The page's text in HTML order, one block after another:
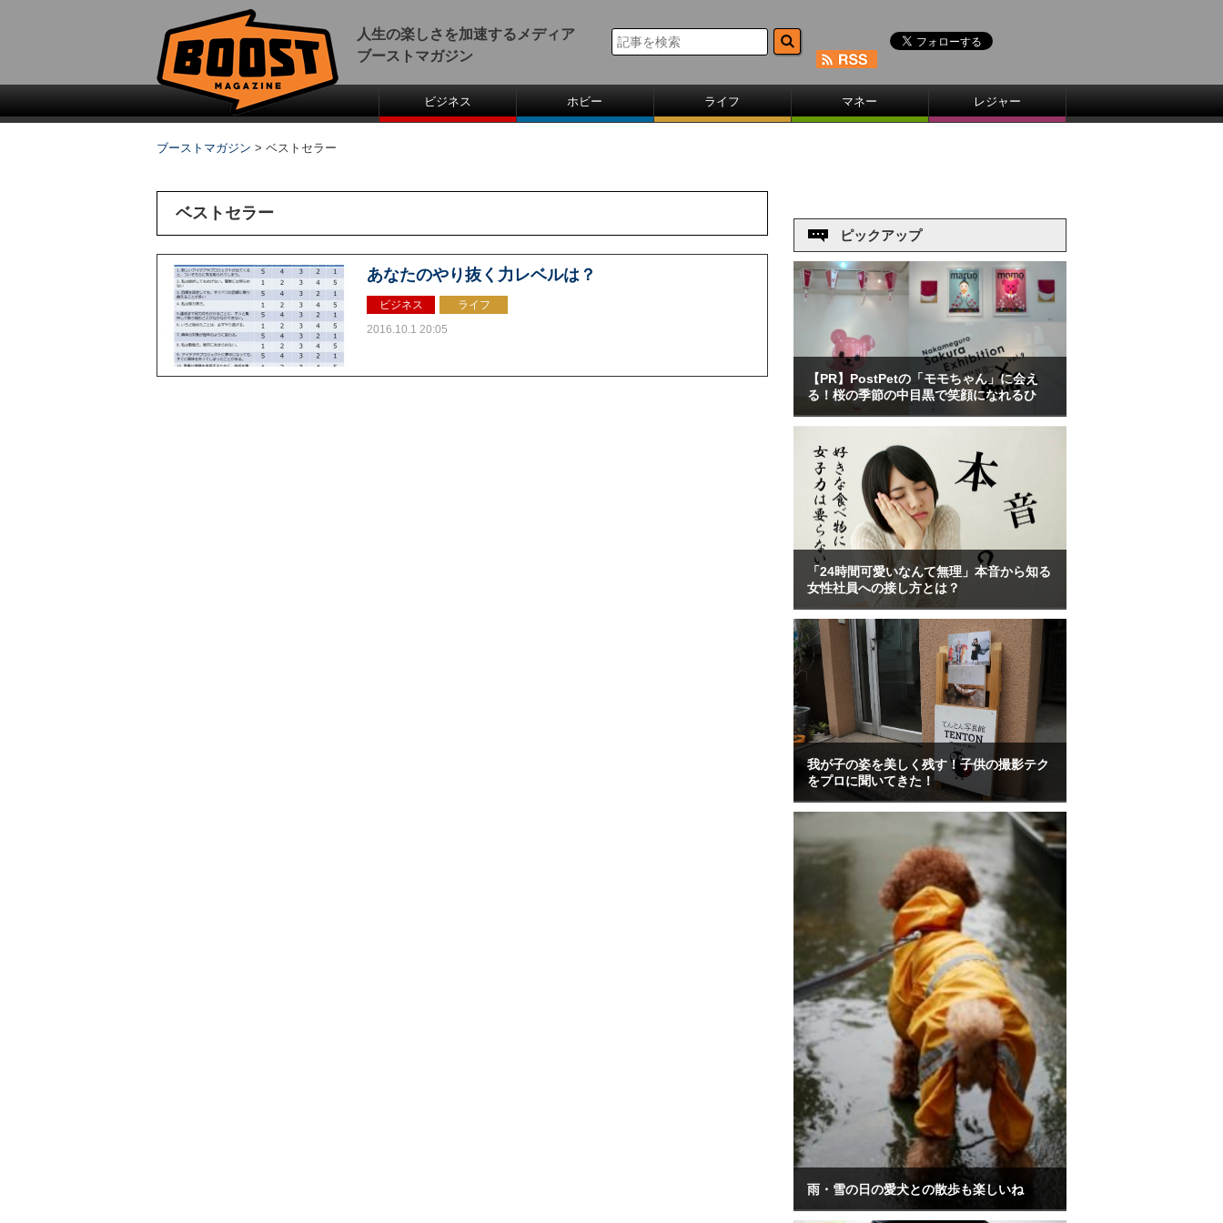
人生の楽しさを加速するメディア
ブーストマガジン
ビジネス ホビー ライフ マネー レジャー
ブーストマガジン > ベストセラー
ベストセラー
あなたのやり抜く力レベルは？
ビジネス
ライフ
2016.10.1 20:05
ピックアップ
【PR】PostPetの「モモちゃん」に会え
る！桜の季節の中目黒で笑顔になれるひ
「24時間可愛いなんて無理」本音から知る
女性社員への接し方とは？
我が子の姿を美しく残す！子供の撮影テク
をプロに聞いてきた！
雨・雪の日の愛犬との散歩も楽しいね